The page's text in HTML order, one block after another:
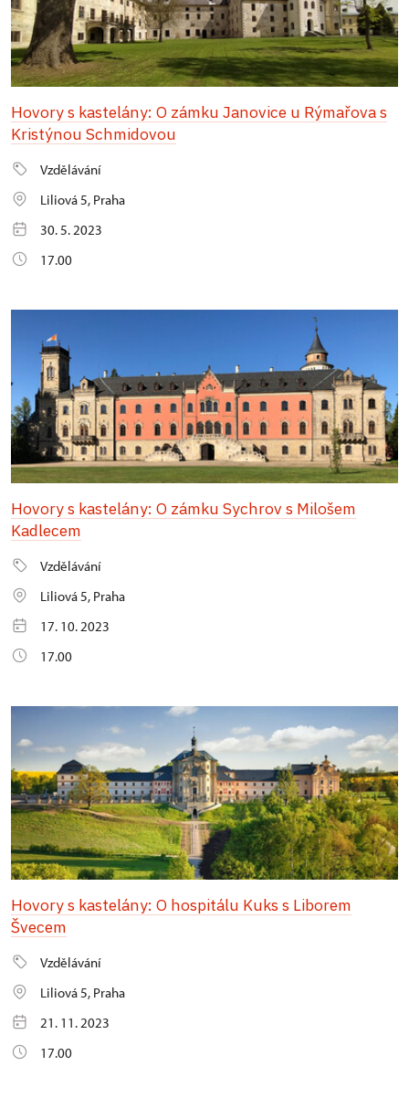
Hovory s kastelány: O zámku Janovice u Rýmařova s
Kristýnou Schmidovou
Vzdělávání
Liliová 5, Praha
30. 5. 2023
17.00
Hovory s kastelány: O zámku Sychrov s Milošem
Kadlecem
Vzdělávání
Liliová 5, Praha
17. 10. 2023
17.00
Hovory s kastelány: O hospitálu Kuks s Liborem
Švecem
Vzdělávání
Liliová 5, Praha
21. 11. 2023
17.00